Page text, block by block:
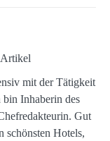
mit der Tätigkeit
Inhaberin des
Gut
schönsten Hotels,